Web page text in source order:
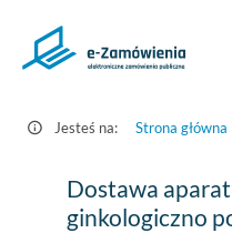
Postępowania
Zamówienia.gov.pl
Jesteś na: Strona główna
Dostawa
aparatu
Dostawa
ginkologiczno